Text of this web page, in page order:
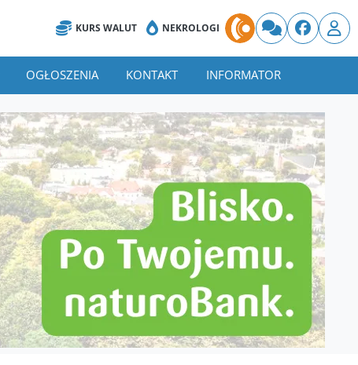
KURS WALUT NEKROLOGI
OGŁOSZENIA KONTAKT INFORMATOR